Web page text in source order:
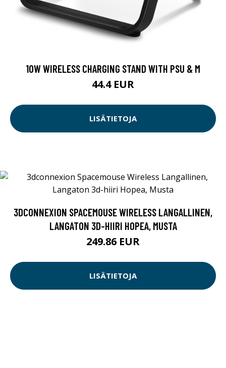
10W WIRELESS CHARGING STAND WITH PSU & M
44.4 EUR
LISÄTIETOJA
3DCONNEXION SPACEMOUSE WIRELESS LANGALLINEN,
LANGATON 3D-HIIRI HOPEA, MUSTA
249.86 EUR
LISÄTIETOJA